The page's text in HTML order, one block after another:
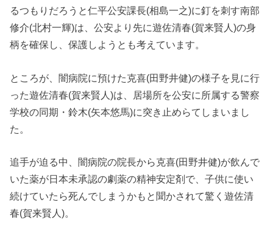
るつもりだろうと仁平公安課長(相島一之)に釘を刺す南部
修介(北村一輝)は、公安より先に遊佐清春(賀来賢人)の身
柄を確保し、保護しようとも考えています。
ところが、闇病院に預けた克喜(田野井健)の様子を見に行
った遊佐清春(賀来賢人)は、居場所を公安に所属する警察
学校の同期・鈴木(矢本悠馬)に突き止めらてしまいまし
た。
追手が迫る中、闇病院の院長から克喜(田野井健)が飲んで
いた薬が日本未承認の劇薬の精神安定剤で、子供に使い
続けていたら死んでしまうかもと聞かされて驚く遊佐清
春(賀来賢人)。